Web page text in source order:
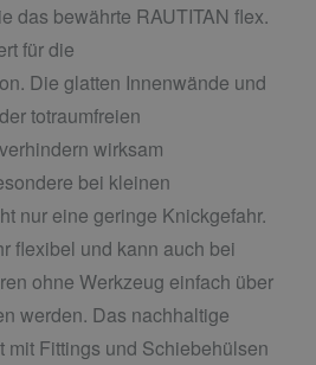
das bewährte RAUTITAN flex.
für die
Die glatten Innenwände und
totraumfreien
wirksam
bei kleinen
nur eine geringe Knickgefahr.
flexibel und kann auch bei
ohne Werkzeug einfach über
werden. Das nachhaltige
mit Fittings und Schiebehülsen